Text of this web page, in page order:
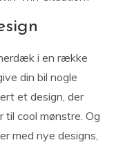
i en række
din bil nogle
et design, der
til cool mønstre. Og
med nye designs,